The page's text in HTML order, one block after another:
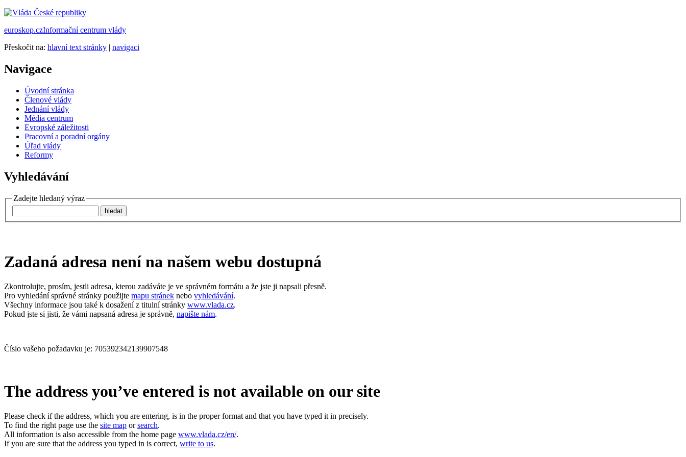
euroskop.czInformační centrum vlády
Přeskočit na: hlavní text stránky | navigaci
Navigace
Úvodní stránka
Členové vlády
Jednání vlády
Média centrum
Evropské záležitosti
Pracovní a poradní orgány
Úřad vlády
Reformy
Vyhledávání
Zadejte hledaný výraz
Zadaná adresa není na našem webu dostupná
Zkontrolujte, prosím, jestli adresa, kterou zadáváte je ve správném formátu a že jste ji napsali přesně.
Pro vyhledání správné stránky použijte mapu stránek nebo vyhledávání.
Všechny informace jsou také k dosažení z titulní stránky www.vlada.cz.
Pokud jste si jisti, že vámi napsaná adresa je správně, napište nám.
Číslo vašeho požadavku je: 705392342139907548
The address you’ve entered is not available on our site
Please check if the address, which you are entering, is in the proper format and that you have typed it in precisely.
To find the right page use the site map orsearch.
All information is also accessible from the home page www.vlada.cz/en/.
If you are sure that the address you typed in is correct, write to us.